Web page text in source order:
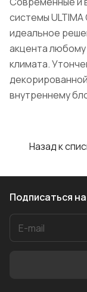
системы ULTIMA
идеальное
акцента
климата.
внутреннему
Назад к
Подписаться